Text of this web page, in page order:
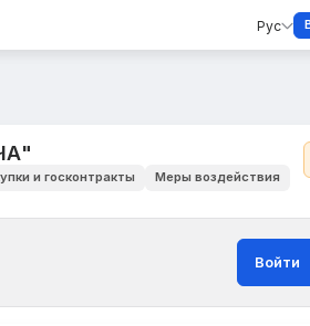
Рус
и госконтракты
Меры воздействия
Войти